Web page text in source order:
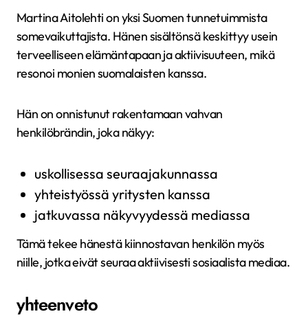
Martina Aitolehti on yksi Suomen tunnetuimmista
somevaikuttajista. Hänen sisältönsä keskittyy usein
terveelliseen elämäntapaan ja aktiivisuuteen, mikä
resonoi monien suomalaisten kanssa.
Hän on onnistunut rakentamaan vahvan
henkilöbrändin, joka näkyy:
uskollisessa seuraajakunnassa
yhteistyössä yritysten kanssa
jatkuvassa näkyvyydessä mediassa
Tämä tekee hänestä kiinnostavan henkilön myös
niille, jotka eivät seuraa aktiivisesti sosiaalista mediaa.
yhteenveto